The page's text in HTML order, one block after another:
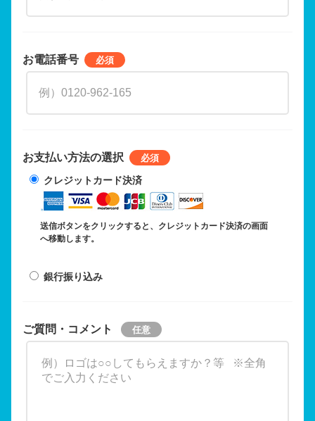
お電話番号
お支払い方法の選択
クレジットカード決済
送信ボタンをクリックすると、クレジットカード決済の画面
へ移動します。
銀行振り込み
ご質問・コメント